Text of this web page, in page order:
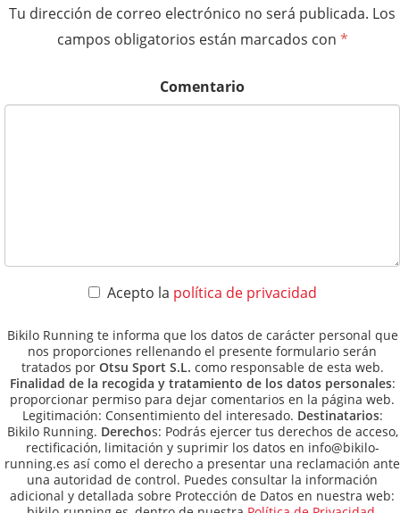
Tu dirección de correo electrónico no será publicada. Los
campos obligatorios están marcados con *
Comentario
Acepto la política de privacidad
Bikilo Running te informa que los datos de carácter personal que
nos proporciones rellenando el presente formulario serán
tratados por Otsu Sport S.L. como responsable de esta web.
Finalidad de la recogida y tratamiento de los datos personales:
proporcionar permiso para dejar comentarios en la página web.
Legitimación: Consentimiento del interesado. Destinatarios:
Bikilo Running. Derechos: Podrás ejercer tus derechos de acceso,
rectificación, limitación y suprimir los datos en info@bikilo-
running.es así como el derecho a presentar una reclamación ante
una autoridad de control. Puedes consultar la información
adicional y detallada sobre Protección de Datos en nuestra web: